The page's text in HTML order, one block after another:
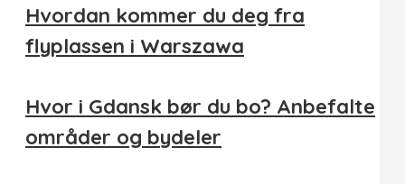
Hvordan kommer du deg fra
flyplassen i Warszawa
Hvor i Gdansk bør du bo? Anbefalte
områder og bydeler